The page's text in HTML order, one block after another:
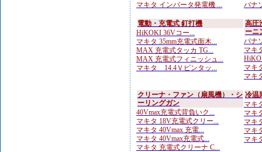
マキタ インバータ発電機 ...
パナ
電動・充電式 釘打機
HiKOKI 36Vコー...
マキタ 35mm充電式面木...
MAX 充電式タッカ TG...
MAX 充電式フィニッシュ...
マキタ 14.4Ｖピンタッ...
高圧
ーニ
パナ
マキ
マキ
マキ
クリーナ・ファン（扇風機）・シ
ーリングガン
40Vmax充電式背負いク...
マキタ 18V充電式クリー...
マキタ 40Vmax 充電...
マキタ 40Vmax充電式...
マキタ 充電式クリーナ C...
冷温
マキ
マキ
マキ
マキ
マキ